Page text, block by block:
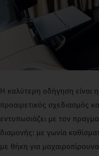
Η καλύτερη οδήγηση είναι
προαιρετικός σχεδιασμός
εντυπωσιάζει με τον
διαμονής: με γωνία
με θήκη για